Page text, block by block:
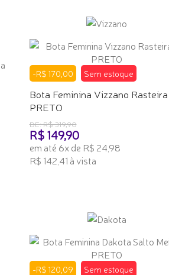
-R$ 170,00 Sem estoque
Bota Feminina Vizzano
PRETO
DE: R$ 319,90
R$ 149,90
em até 6x de R$ 24,98
R$ 142,41 à vista
-R$ 120,09 Sem estoque